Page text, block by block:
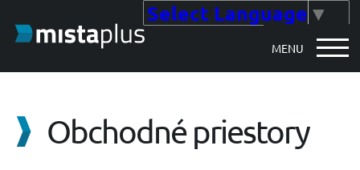
MENU
Select Language ▼
Obchodné priestory